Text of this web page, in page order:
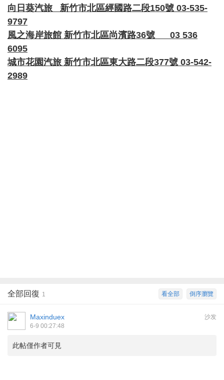
向日葵汽旅 新竹市北區經國路二段150號 03-535-
9797
風之海岸旅館 新竹市北區尚濱路36號 03 536
6095
城市花園汽旅 新竹市北區東大路二段377號 03-542-
2989
倒序瀏覽
看全部
全部回復 1
沙发
Maxinduex
6-9 00:27:48
此帖僅作者可見